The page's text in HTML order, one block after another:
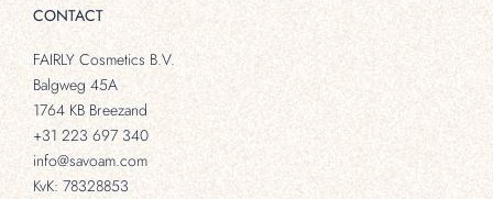
CONTACT
FAIRLY Cosmetics B.V.
Balgweg 45A
1764 KB Breezand
+31 223 697 340
info@savoam.com
KvK: 78328853